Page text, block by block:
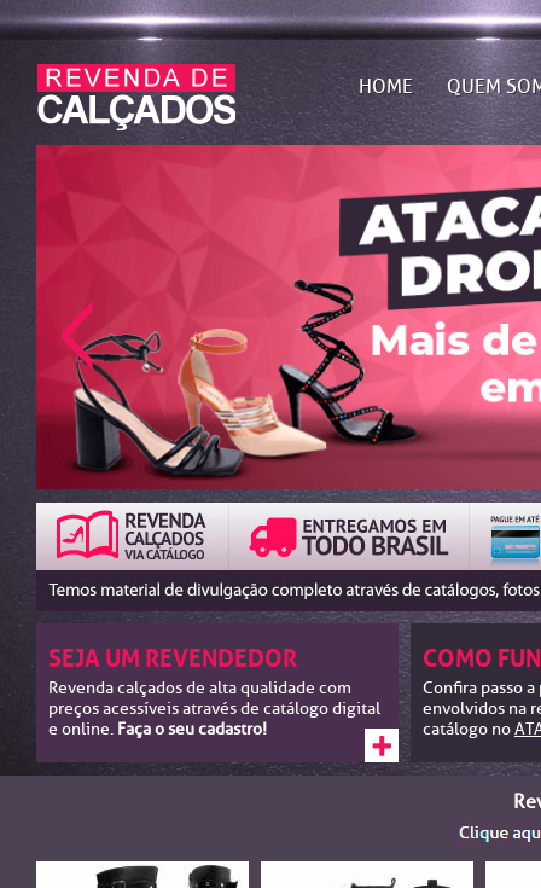
HOME QUEM
SEJA UM REVENDEDOR
Revenda calçados de alta qualidade com
preços acessíveis através de catálogo digital
e online. Faça o seu cadastro!
COMO
Confira passo
envolvidos na
catálogo no